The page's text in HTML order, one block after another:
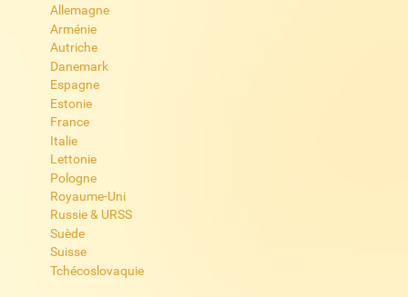
Allemagne
Arménie
Autriche
Danemark
Espagne
Estonie
France
Italie
Lettonie
Pologne
Royaume-Uni
Russie & URSS
Suède
Suisse
Tchécoslovaquie